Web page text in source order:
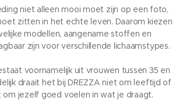
niet alleen mooi moet zijn op een foto,
zitten in het echte leven. Daarom kiezen
modellen, aangename stoffen en
zijn voor verschillende lichaamstypes.
voornamelijk uit vrouwen tussen 35 en
draait het bij DREZZA niet om leeftijd of
om jezelf goed voelen in wat je draagt.